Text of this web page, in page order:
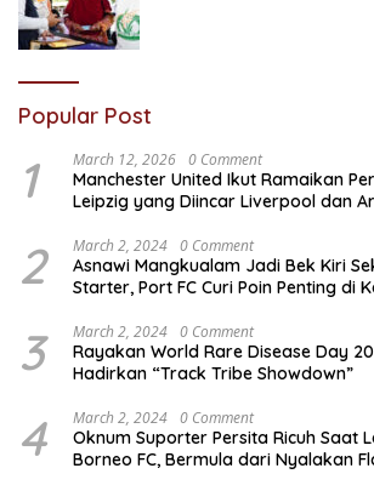
Popular Post
1 March 12, 2026 0 Comment
Manchester United Ikut Ramaikan
Leipzig yang Diincar Liverpool dan
2 March 2, 2024 0 Comment
Asnawi Mangkualam Jadi Bek Kiri
Starter, Port FC Curi Poin Penting di
3 March 2, 2024 0 Comment
Rayakan World Rare Disease Day
Hadirkan “Track Tribe Showdown”
4 March 2, 2024 0 Comment
Oknum Suporter Persita Ricuh Saat
Borneo FC, Bermula dari Nyalakan